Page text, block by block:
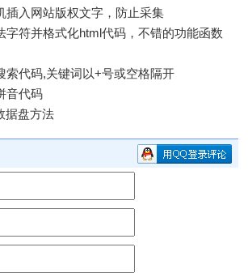
插入网站版权文字，防止采集
字符并格式化html代码，不错的功能函数
索代码,关键词以+号或空格隔开
音代码
据盘方法